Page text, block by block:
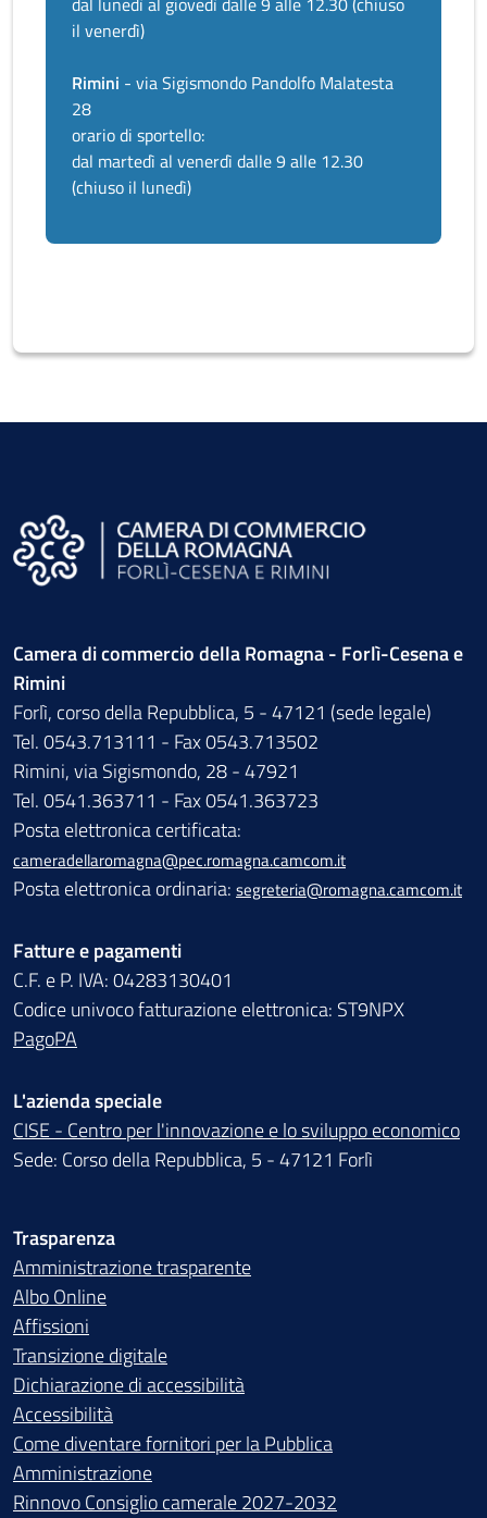
il venerdì)
Rimini - via Sigismondo Pandolfo Malatesta
28
orario di sportello:
dal martedì al venerdì dalle 9 alle 12.30
(chiuso il lunedì)
Camera di commercio della Romagna - Forlì-Cesena e
Rimini
Forlì, corso della Repubblica, 5 - 47121 (sede legale)
Tel. 0543.713111 - Fax 0543.713502
Rimini, via Sigismondo, 28 - 47921
Tel. 0541.363711 - Fax 0541.363723
Posta elettronica certificata:
cameradellaromagna@pec.romagna.camcom.it
Posta elettronica ordinaria: segreteria@romagna.camcom.it
Fatture e pagamenti
C.F. e P. IVA: 04283130401
Codice univoco fatturazione elettronica: ST9NPX
PagoPA
L'azienda speciale
CISE - Centro per l'innovazione e lo sviluppo economico
Sede: Corso della Repubblica, 5 - 47121 Forlì
Trasparenza
Amministrazione trasparente
Albo Online
Affissioni
Transizione digitale
Dichiarazione di accessibilità
Accessibilità
Come diventare fornitori per la Pubblica
Amministrazione
Rinnovo Consiglio camerale 2027-2032